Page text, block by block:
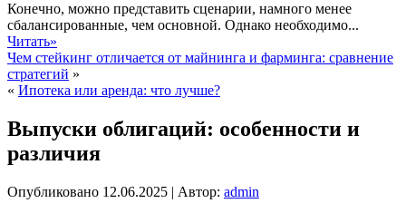
Конечно, можно представить сценарии, намного менее
сбалансированные, чем основной. Однако необходимо...
Читать»
Чем стейкинг отличается от майнинга и фарминга: сравнение
стратегий »
« Ипотека или аренда: что лучше?
Выпуски облигаций: особенности и
различия
Опубликовано 12.06.2025 | Автор: admin